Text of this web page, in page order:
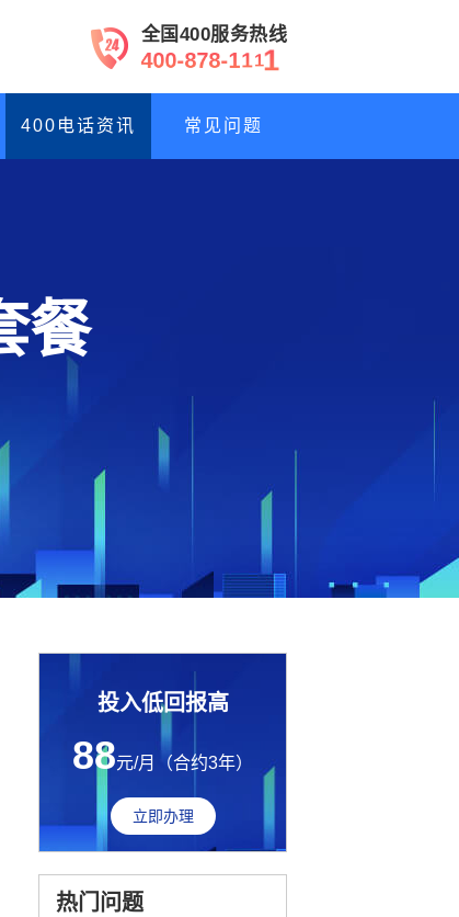
全国400服务热线
400-878-1111
400电话资讯 常见问题
餐
投入低回报高
88元/月（合约3年）
立即办理
热门问题